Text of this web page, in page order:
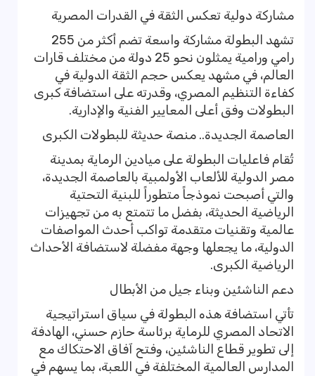
مشاركة دولية تعكس الثقة في القدرات المصرية
تشهد البطولة مشاركة واسعة تضم أكثر من 255
رامي ورامية يمثلون نحو 25 دولة من مختلف قارات
العالم، في مشهد يعكس حجم الثقة الدولية في
كفاءة التنظيم المصري، وقدرته على استضافة كبرى
البطولات وفق أعلى المعايير الفنية والإدارية.
العاصمة الجديدة.. منصة حديثة للبطولات الكبرى
تُقام فاعليات البطولة على ميادين الرماية بمدينة
مصر الدولية للألعاب الأولمبية بالعاصمة الجديدة،
والتي أصبحت نموذجاً متطوراً للبنية التحتية
الرياضية الحديثة، بفضل ما تتمتع به من تجهيزات
عالمية وتقنيات متقدمة تواكب أحدث المواصفات
الدولية، ما يجعلها وجهة مفضلة لاستضافة الأحداث
الرياضية الكبرى.
دعم الناشئين وبناء جيل من الأبطال
تأتي استضافة هذه البطولة في سياق استراتيجية
الاتحاد المصري للرماية برئاسة حازم حسني، الهادفة
إلى تطوير قطاع الناشئين، وفتح آفاق الاحتكاك مع
المدارس العالمية المختلفة في اللعبة، بما يسهم في